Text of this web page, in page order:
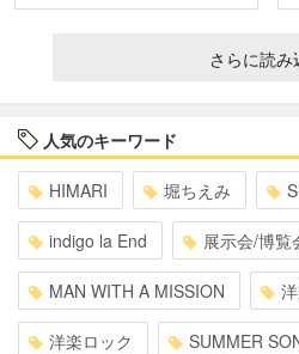
さらに読み
人気のキーワード
HIMARI 堀ちえみ
indigo la End 展示会/博覧
MAN WITH A MISSION
洋楽ロック SUMMER